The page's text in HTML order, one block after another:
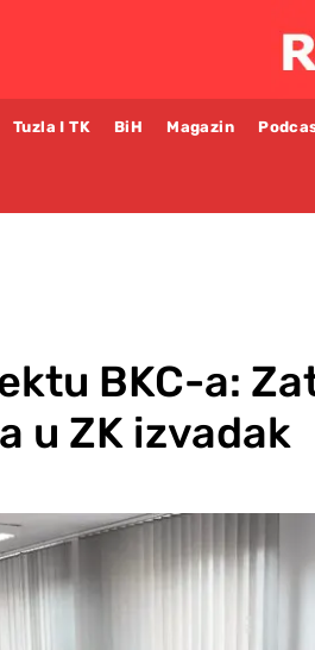
Tuzla I TK BiH Magazin
BKC-a:
u ZK izvadak